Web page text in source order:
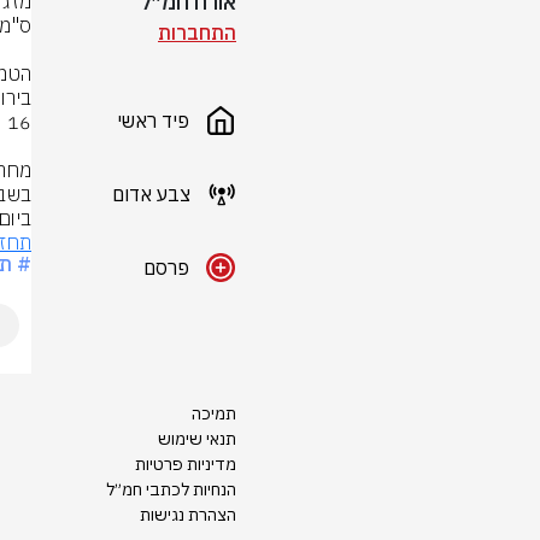
התחברות
פיד ראשי
צבע אדום
פרסם
תמיכה
תנאי שימוש
מדיניות פרטיות
הנחיות לכתבי חמ״ל
הצהרת נגישות
#